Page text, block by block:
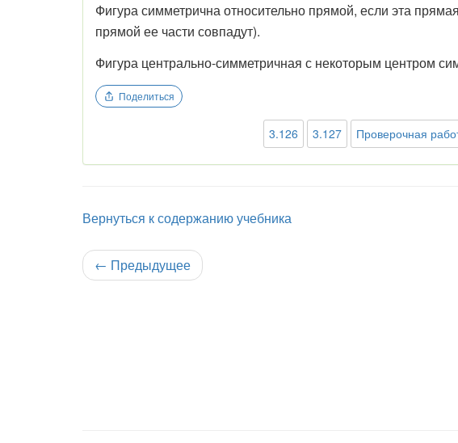
Фигура симметрична относительно прямой, если эта
прямой ее части совпадут).
Фигура центрально-симметричная с некоторым центром
Поделиться
3.126 3.127 Проверочная
Вернуться к содержанию учебника
← Предыдущее